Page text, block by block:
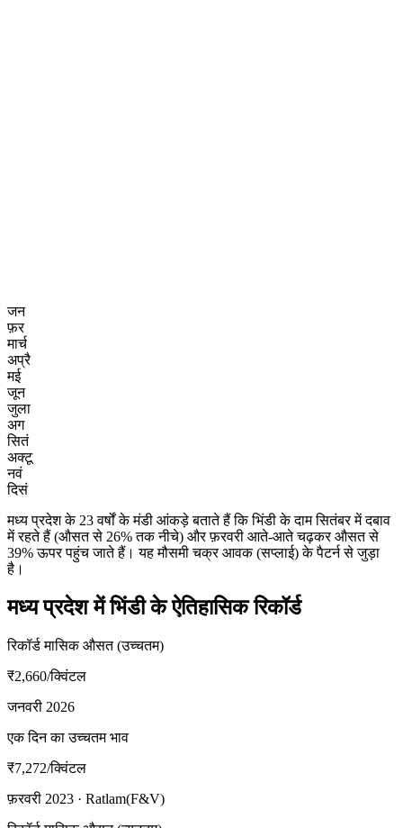
जन
फ़र
मार्च
अप्रै
मई
जून
जुला
अग
सितं
अक्टू
नवं
दिसं
मध्य प्रदेश के 23 वर्षों के मंडी आंकड़े बताते हैं कि भिंडी के दाम सितंबर में दबाव
में रहते हैं (औसत से 26% तक नीचे) और फ़रवरी आते-आते चढ़कर औसत से
39% ऊपर पहुंच जाते हैं। यह मौसमी चक्र आवक (सप्लाई) के पैटर्न से जुड़ा
है।
मध्य प्रदेश में भिंडी के ऐतिहासिक रिकॉर्ड
रिकॉर्ड मासिक औसत (उच्चतम)
₹2,660/क्विंटल
जनवरी 2026
एक दिन का उच्चतम भाव
₹7,272/क्विंटल
फ़रवरी 2023 · Ratlam(F&V)